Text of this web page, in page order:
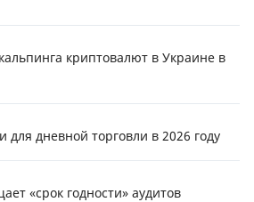
криптовалют в Украине в
дневной торговли в 2026 году
«срок годности» аудитов